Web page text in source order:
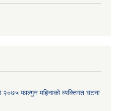
फाल्गुन महिनाको व्यक्तिगत घटना